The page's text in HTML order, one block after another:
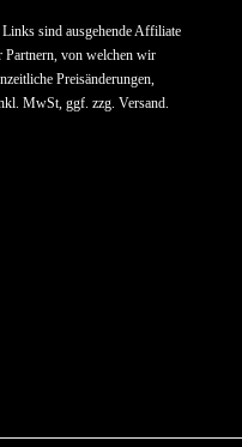
sind ausgehende Affiliate
Partnern, von welchen wir
Preisänderungen,
MwSt, ggf. zzg. Versand.